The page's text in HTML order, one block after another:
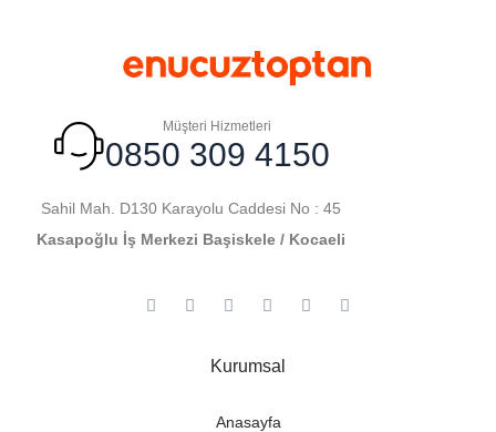
Müşteri Hizmetleri
0850 309 4150
Sahil Mah. D130 Karayolu Caddesi No : 45
Kasapoğlu İş Merkezi Başiskele / Kocaeli
Kurumsal
Anasayfa